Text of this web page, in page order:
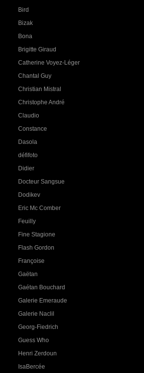
Bird
Bizak
Bona
Brigitte Giraud
Catherine Voyez-Léger
Chantal Guy
Christian Mistral
Christophe André
Claudio
Constance
Dasola
défifoto
Didier
Docteur Sangsue
Dodikev
Eric Mc Comber
Feuilly
Fine Stagione
Flash Gordon
Françoise
Gaëtan
Gaétan Bouchard
Galerie Emeraude
Galerie Naclil
Georg-Fiedrich
Guess Who
Henri Zerdoun
IsaBercée